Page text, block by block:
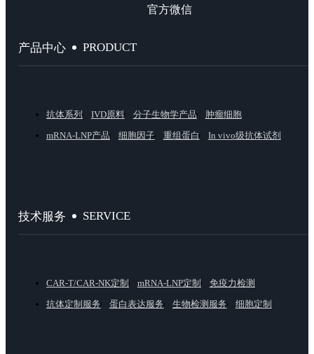
官方微信
产品中心 PRODUCT
抗体系列 IVD原料 分子生物学产品
肿瘤细胞
mRNA-LNP产品
细胞因子 重组蛋白 In vivo级抗体试剂
技术服务 SERVICE
CAR-T/CAR-NK定制 mRNA-LNP定制
免疫力检测
抗体定制服务
蛋白表达服务 生物检测服务 细胞定制